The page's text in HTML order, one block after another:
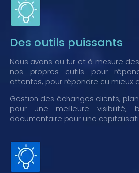
Des outils puissants
Nous avons au fur et à mesure
nos propres outils pour
attentes, pour répondre au mieux
Gestion des échanges clients,
pour une meilleure visibilité,
documentaire pour une